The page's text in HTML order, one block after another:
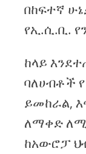
በከፍተኛ
የኢ.ሲ.ቢ.
ከላይ
ባለሀብቶች
ይመከራል,
ለማቀድ
ከአውሮፓ